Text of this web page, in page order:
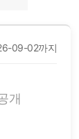
09-02까지
개